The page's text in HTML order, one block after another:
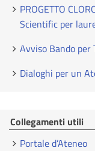
PROGETTO
Scientific per
Avviso Bando
Dialoghi per un
Collegamenti utili
Portale d’Ateneo